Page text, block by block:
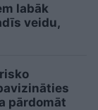
labāk
veidu,
pārdomāt